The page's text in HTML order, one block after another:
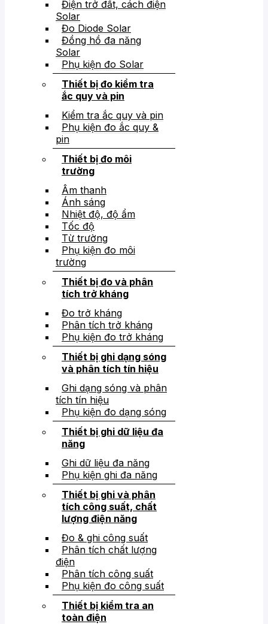
Điện trở đất, cách điện
Solar
Đo Diode Solar
Đồng hồ đa năng
Solar
Phụ kiện đo Solar
Thiết bị đo kiểm tra
ắc quy và pin
Kiểm tra ắc quy và pin
Phụ kiện đo ắc quy &
pin
Thiết bị đo môi
trường
Âm thanh
Ánh sáng
Nhiệt độ, độ ẩm
Tốc độ
Từ trường
Phụ kiện đo môi
trường
Thiết bị đo và phân
tích trở kháng
Đo trở kháng
Phân tích trở kháng
Phụ kiện đo trở kháng
Thiết bị ghi dạng sóng
và phân tích tín hiệu
Ghi dạng sóng và phân
tích tín hiệu
Phụ kiện đo dạng sóng
Thiết bị ghi dữ liệu đa
năng
Ghi dữ liệu đa năng
Phụ kiện ghi đa năng
Thiết bị ghi và phân
tích công suất, chất
lượng điện năng
Đo & ghi công suất
Phân tích chất lượng
điện
Phân tích công suất
Phụ kiện đo công suất
Thiết bị kiểm tra an
toàn điện